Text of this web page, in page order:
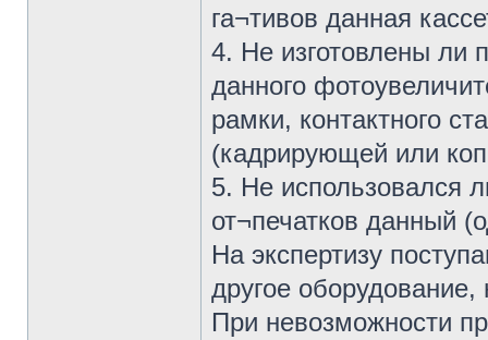
га¬тивов данная
4. Не изготовлены ли
данного
рамки, контактного
(кадрирующей или
5. Не использовался
от¬печатков данный
На экспертизу
другое
При невозможности